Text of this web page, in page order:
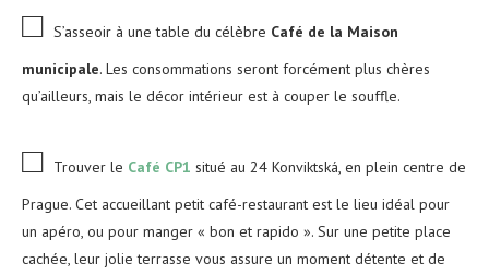
□ S’asseoir à une table du célèbre Café de la Maison
municipale. Les consommations seront forcément plus chères
qu’ailleurs, mais le décor intérieur est à couper le souffle.
□ Trouver le Café CP1 situé au 24 Konviktská, en plein centre de
Prague. Cet accueillant petit café-restaurant est le lieu idéal pour
un apéro, ou pour manger « bon et rapido ». Sur une petite place
cachée, leur jolie terrasse vous assure un moment détente et de